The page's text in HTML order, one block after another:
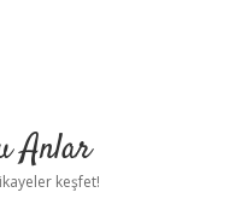
Anlar
keşfet!